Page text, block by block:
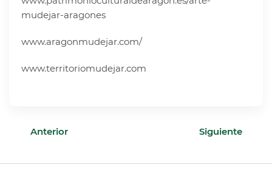
mudejar-aragones
www.aragonmudejar.com/
www.territoriomudejar.com
Anterior Siguiente